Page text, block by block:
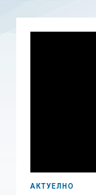
АКТУЕЛНО